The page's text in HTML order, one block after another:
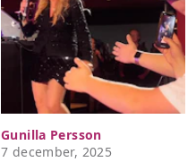
Gunilla Persson
7 december, 2025